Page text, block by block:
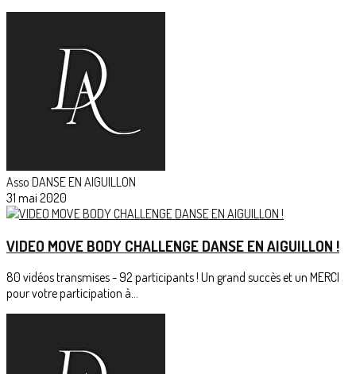
Asso DANSE EN AIGUILLON
31 mai 2020
VIDEO MOVE BODY CHALLENGE DANSE EN AIGUILLON !
80 vidéos transmises - 92 participants ! Un grand succès et un MERCI
pour votre participation à...